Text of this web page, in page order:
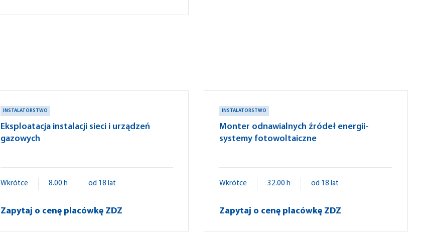
INSTALATORSTWO
Eksploatacja instalacji sieci i urządzeń
gazowych
Wkrótce 8.00 h od 18 lat
Zapytaj o cenę placówkę ZDZ
INSTALATORSTWO
Monter odnawialnych źródeł energii-
systemy fotowoltaiczne
Wkrótce 32.00 h od 18 lat
Zapytaj o cenę placówkę ZDZ